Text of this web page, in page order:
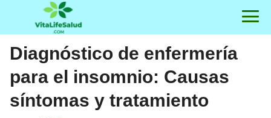
Diagnóstico de enfermería
para el insomnio: Causas
síntomas y tratamiento